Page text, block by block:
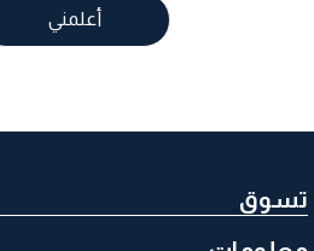
أعلمني
تسوق